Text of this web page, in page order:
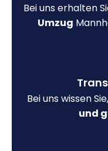
Bei uns erhalten
Umzug
Bei uns wissen
und